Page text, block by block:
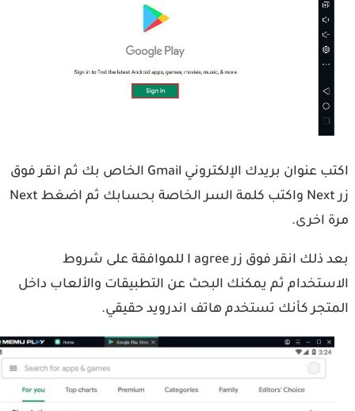
اكتب عنوان بريدك الإلكتروني Gmail الخاص بك ثم انقر فوق
زر Next واكتب كلمة السر الخاصة بحسابك ثم اضغط Next
اخرى.
بعد ذلك انقر فوق زر I agree للموافقة على شروط
ثم يمكنك البحث عن التطبيقات والألعاب داخل
كأنك تستخدم هاتف اندرويد حقيقي.